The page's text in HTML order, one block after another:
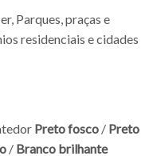
Parques, praças e
residenciais e cidades
Preto fosco / Preto
/ Branco brilhante